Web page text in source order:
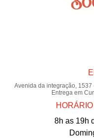
Avenida da integração,
Entrega em
8h as 19h